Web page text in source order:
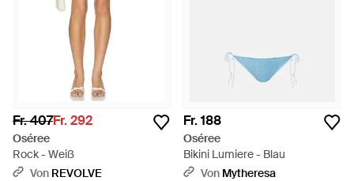
Fr. 407Fr. 292
Oséree
Rock - Weiß
Von REVOLVE
Fr. 188
Oséree
Bikini Lumiere - Blau
Von Mytheresa